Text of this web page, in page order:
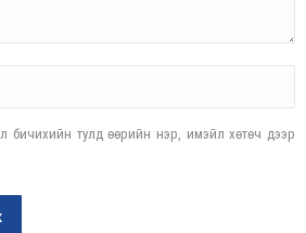
бичихийн тулд өөрийн нэр, имэйл хөтөч дээр